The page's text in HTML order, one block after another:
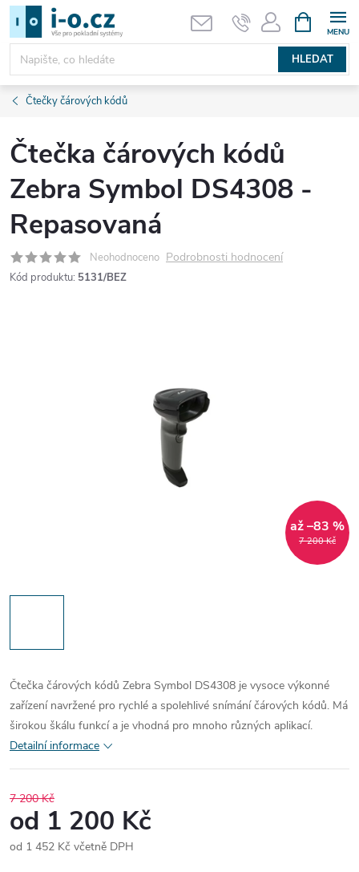
Přejít
obsah
HLEDAT
NÁKUPNÍ
KOŠÍK
Čtečky čárových kódů
Čtečka čárových kódů
Zebra Symbol DS4308 -
Repasovaná
Neohodnoceno Podrobnosti hodnocení
Kód produktu: 5131/BEZ
7 200 Kč
až –83 %
Čtečka čárových kódů Zebra Symbol DS4308 je vysoce výkonné
zařízení navržené pro rychlé a spolehlivé snímání čárových kódů. Má
širokou škálu funkcí a je vhodná pro mnoho různých aplikací.
Detailní informace
7 200 Kč
od 1 200 Kč
od 1 452 Kč včetně DPH